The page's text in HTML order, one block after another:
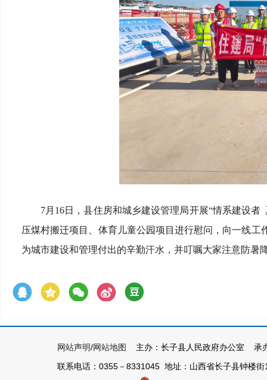
7月16日，县住房和城乡建设管理局开展“情系建设者
压煤村搬迁项目、体育儿童公园项目进行慰问，向一线
为城市建设和管理付出的辛勤汗水，并叮嘱大家注意防
网站声明/网站地图
主办：长子县人民政府办公室 承
联系电话：0355－8331045 地址：山西省长子县钟楼